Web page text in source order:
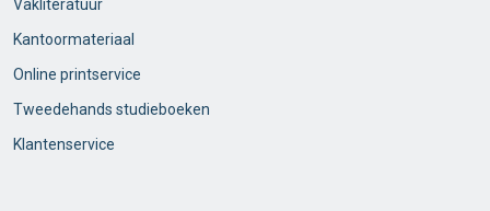
Vakliteratuur
Kantoormateriaal
Online printservice
Tweedehands studieboeken
Klantenservice